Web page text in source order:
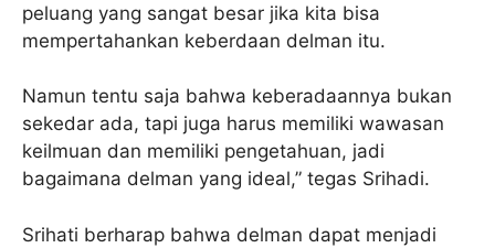
peluang yang sangat besar jika kita bisa
mempertahankan keberdaan delman itu.
Namun tentu saja bahwa keberadaannya bukan
sekedar ada, tapi juga harus memiliki wawasan
keilmuan dan memiliki pengetahuan, jadi
bagaimana delman yang ideal,” tegas Srihadi.
Srihati berharap bahwa delman dapat menjadi